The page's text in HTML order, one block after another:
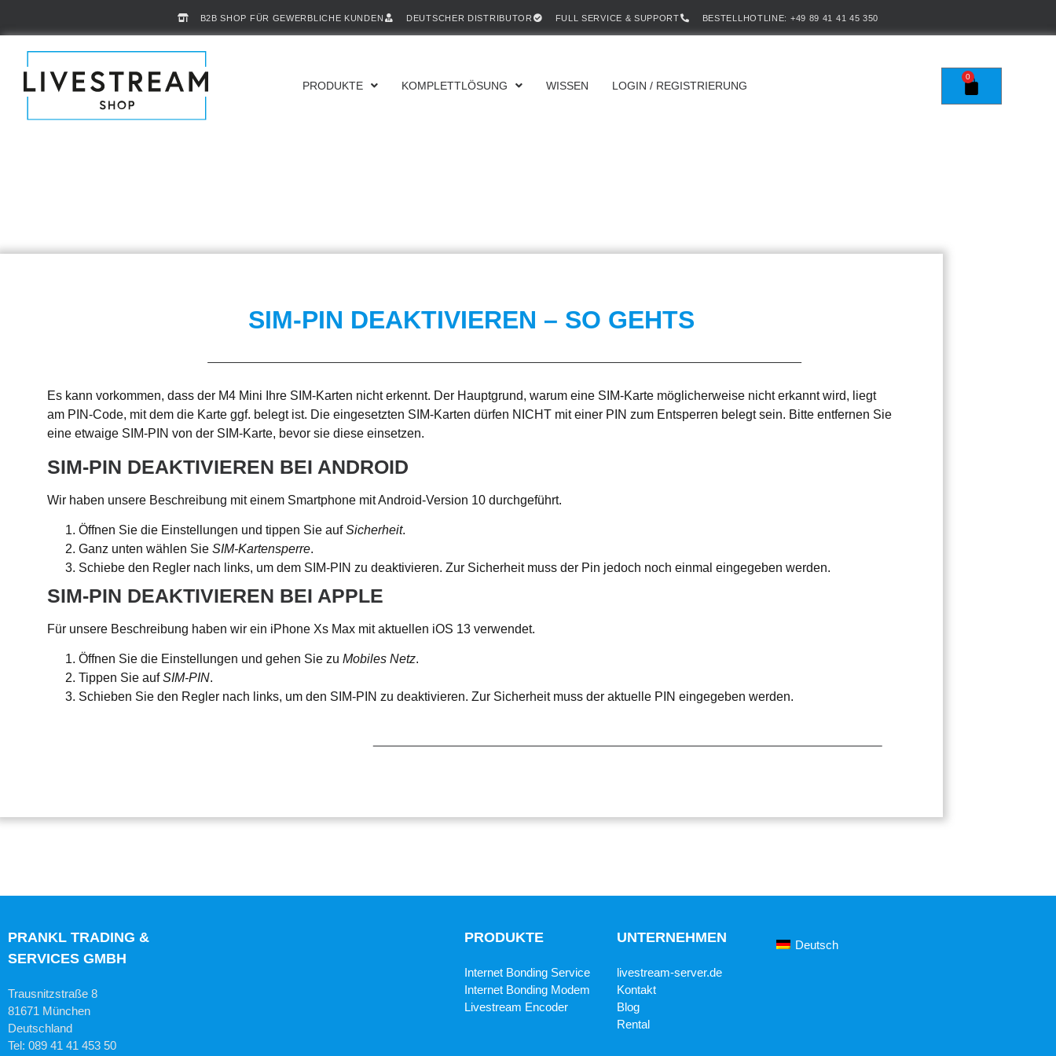
B2B SHOP FÜR GEWERBLICHE KUNDEN DEUTSCHER DISTRIBUTOR FULL SERVICE & SUPPORT BESTELLHOTLINE: +49 89 41 41 45 350
PRODUKTE KOMPLETTLÖSUNG WISSEN LOGIN / REGISTRIERUNG
0
SIM-PIN DEAKTIVIEREN – SO GEHTS
Es kann vorkommen, dass der M4 Mini Ihre SIM-Karten nicht erkennt. Der Hauptgrund, warum eine SIM-Karte möglicherweise nicht erkannt wird, liegt
am PIN-Code, mit dem die Karte ggf. belegt ist. Die eingesetzten SIM-Karten dürfen NICHT mit einer PIN zum Entsperren belegt sein. Bitte entfernen Sie
eine etwaige SIM-PIN von der SIM-Karte, bevor sie diese einsetzen.
SIM-PIN DEAKTIVIEREN BEI ANDROID
Wir haben unsere Beschreibung mit einem Smartphone mit Android-Version 10 durchgeführt.
Öffnen Sie die Einstellungen und tippen Sie aufSicherheit.
Ganz unten wählen Sie SIM-Kartensperre.
Schiebe den Regler nach links, um dem SIM-PIN zu deaktivieren. Zur Sicherheit muss der Pin jedoch noch einmal eingegeben werden.
SIM-PIN DEAKTIVIEREN BEI APPLE
Für unsere Beschreibung haben wir ein iPhone Xs Max mit aktuellen iOS 13 verwendet.
Öffnen Sie die Einstellungen und gehen Sie zu Mobiles Netz.
Tippen Sie aufSIM-PIN.
Schieben Sie den Regler nach links, um den SIM-PIN zu deaktivieren. Zur Sicherheit muss der aktuelle PIN eingegeben werden.
PRANKL TRADING &
SERVICES GMBH
Trausnitzstraße 8
81671 München
Deutschland
Tel: 089 41 41 453 50
PRODUKTE
Internet Bonding Service
Internet Bonding Modem
Livestream Encoder
UNTERNEHMEN
livestream-server.de
Kontakt
Blog
Rental
Deutsch